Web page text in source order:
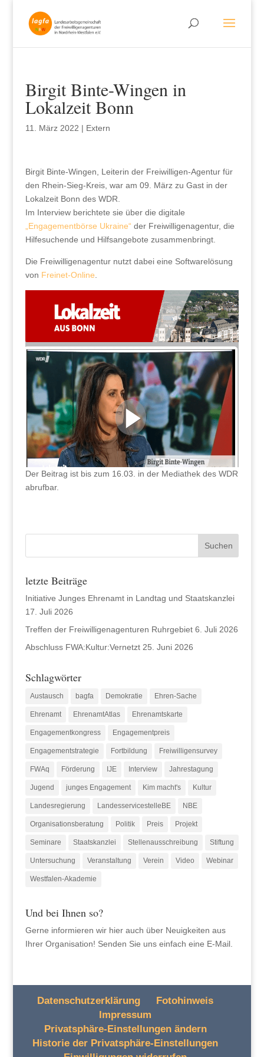
Birgit Binte-Wingen in
Lokalzeit Bonn
11. März 2022 | Extern
Birgit Binte-Wingen, Leiterin der Freiwilligen-Agentur für
den Rhein-Sieg-Kreis, war am 09. März zu Gast in der
Lokalzeit Bonn des WDR.
Im Interview berichtete sie über die digitale
„Engagementbörse Ukraine“ der Freiwilligenagentur, die
Hilfesuchende und Hilfsangebote zusammenbringt.
Die Freiwilligenagentur nutzt dabei eine Softwarelösung
von Freinet-Online
Der Beitrag ist bis zum 16.03. in der Mediathek des WDR
abrufbar.
letzte Beiträge
Initiative Junges Ehrenamt in Landtag und Staatskanzlei
17. Juli 2026
Treffen der Freiwilligenagenturen Ruhrgebiet 6. Juli 2026
Abschluss FWA:Kultur:Vernetzt 25. Juni 2026
Schlagwörter
Austausch bagfa Demokratie Ehren-Sache
Ehrenamt EhrenamtAtlas Ehrenamtskarte
Engagementkongress Engagementpreis
Engagementstrategie Fortbildung Freiwilligensurvey
FWAq Förderung IJE Interview Jahrestagung
Jugend junges Engagement Kim macht's Kultur
Landesregierung LandesservicestelleBE NBE
Organisationsberatung Politik Preis Projekt
Seminare Staatskanzlei Stellenausschreibung Stiftung
Untersuchung Veranstaltung Verein Video Webinar
Westfalen-Akademie
Und bei Ihnen so?
Gerne informieren wir hier auch über Neuigkeiten aus
Ihrer Organisation! Senden Sie uns einfach eine E-Mail.
Datenschutzerklärung
Fotohinweis
Impressum
Privatsphäre-Einstellungen ändern
Historie der Privatsphäre-Einstellungen